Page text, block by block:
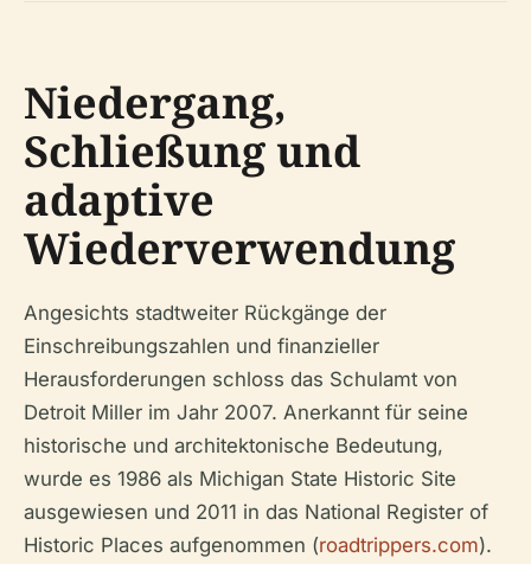
Niedergang,
Schließung und
adaptive
Wiederverwendung
Angesichts stadtweiter Rückgänge der
Einschreibungszahlen und finanzieller
Herausforderungen schloss das Schulamt von
Detroit Miller im Jahr 2007. Anerkannt für seine
historische und architektonische Bedeutung,
wurde es 1986 als Michigan State Historic Site
ausgewiesen und 2011 in das National Register of
Historic Places aufgenommen (roadtrippers.com).